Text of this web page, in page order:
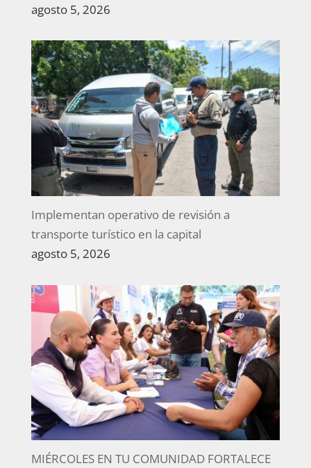
agosto 5, 2026
Implementan operativo de revisión a
transporte turístico en la capital
agosto 5, 2026
MIÉRCOLES EN TU COMUNIDAD FORTALECE